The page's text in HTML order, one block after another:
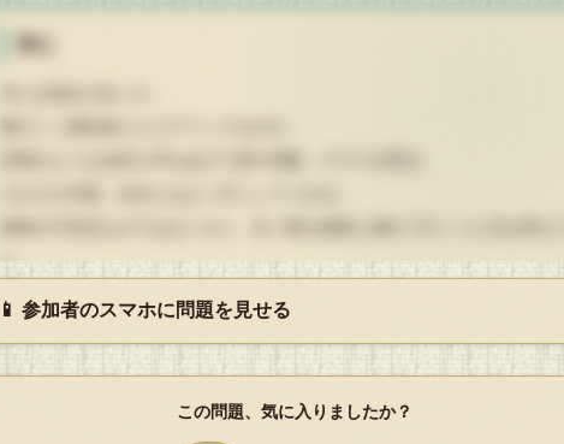
た。
「なあ、何で最近ヒステリックなんだ？ 病院、行った方が良いんじゃな
📱 参加者のスマホに問題を見せる
この問題、気に入りましたか？